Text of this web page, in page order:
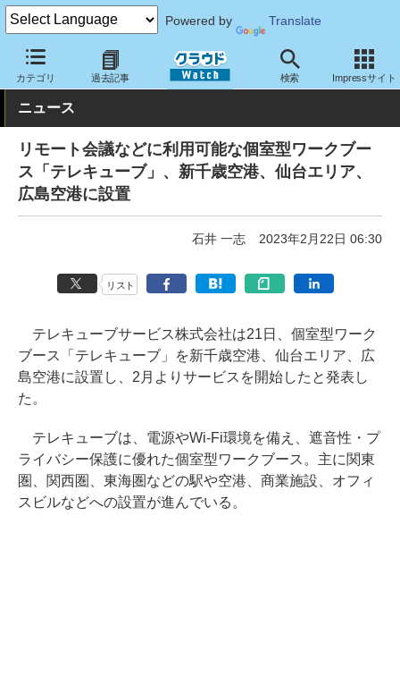
Powered by Translate
カテゴリ 過去記事 検索 Impressサイト
クラウド Watch サービス・ソフト サービス その他
ニュース
リモート会議などに利用可能な個室型ワークブー
ス「テレキューブ」、新千歳空港、仙台エリア、
広島空港に設置
石井 一志 2023年2月22日 06:30
リスト
テレキューブサービス株式会社は21日、個室型ワーク
ブース「テレキューブ」を新千歳空港、仙台エリア、広
島空港に設置し、2月よりサービスを開始したと発表し
た。
テレキューブは、電源やWi-Fi環境を備え、遮音性・プ
ライバシー保護に優れた個室型ワークブース。主に関東
圏、関西圏、東海圏などの駅や空港、商業施設、オフィ
スビルなどへの設置が進んでいる。